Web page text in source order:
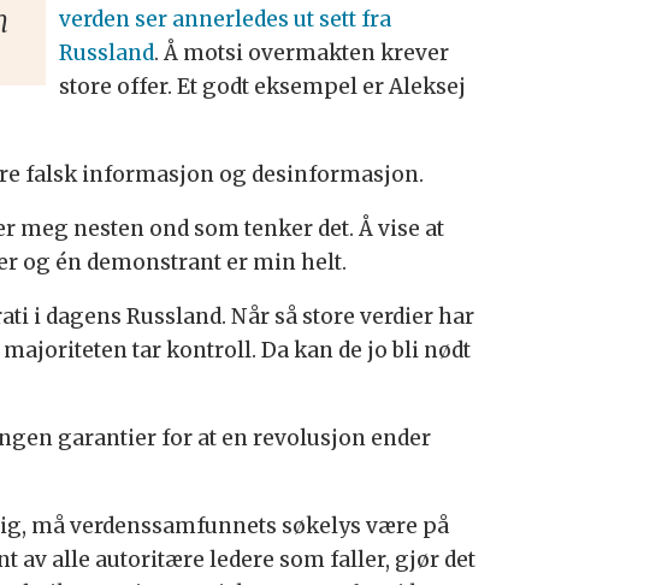
verden ser annerledes ut sett fra
Russland. Å motsi overmakten krever
store offer. Et godt eksempel er Aleksej
falsk informasjon og desinformasjon.
meg nesten ond som tenker det. Å vise at
og én demonstrant er min helt.
i dagens Russland. Når så store verdier har
tar kontroll. Da kan de jo bli nødt
garantier for at en revolusjon ender
må verdenssamfunnets søkelys være på
av alle autoritære ledere som faller, gjør det